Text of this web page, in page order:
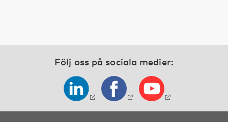
Följ oss på sociala medier: